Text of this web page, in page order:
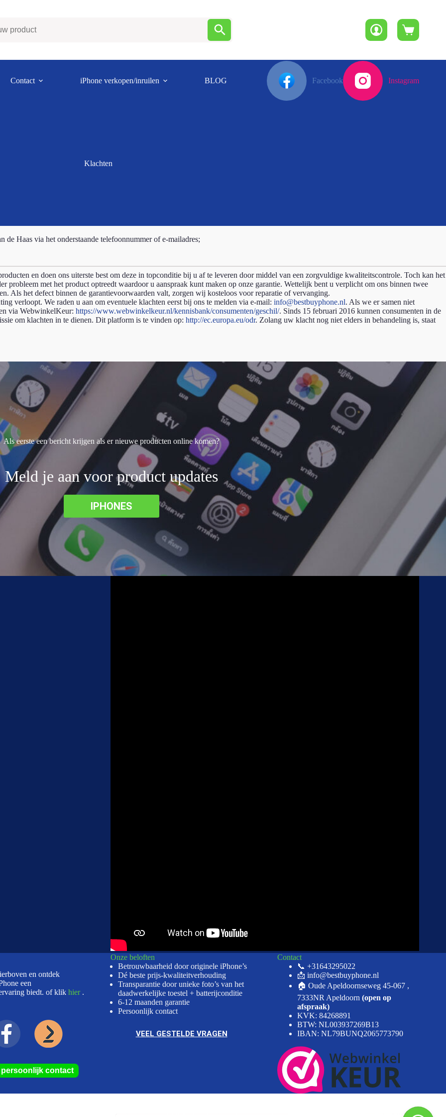
Winkelwagen
Contact iPhone verkopen/inruilen BLOG Facebook Instagram
Klachten
Haas via het onderstaande telefoonnummer of e-mailadres;
en doen ons uiterste best om deze in topconditie bij u af te leveren door middel van een zorgvuldige kwaliteitscontrole. Toch kan het
probleem met het product optreedt waardoor u aanspraak kunt maken op onze garantie. Wettelijk bent u verplicht om ons binnen twee
Als het defect binnen de garantievoorwaarden valt, zorgen wij kosteloos voor reparatie of vervanging.
verloopt. We raden u aan om eventuele klachten eerst bij ons te melden via e-mail: info@bestbuyphone.nl. Als we er samen niet
via WebwinkelKeur: https://www.webwinkelkeur.nl/kennisbank/consumenten/geschil/. Sinds 15 februari 2016 kunnen consumenten in de
om klachten in te dienen. Dit platform is te vinden op: http://ec.europa.eu/odr. Zolang uw klacht nog niet elders in behandeling is, staat
Als eerste een bericht krijgen als er nieuwe producten online komen?
Meld je aan voor product updates
IPHONES
en ontdek
een
biedt. of klikhier .
contact
Onze beloften
Betrouwbaarheid door originele iPhone’s
Dé beste prijs-kwaliteitverhouding
Transparantie door unieke foto’s van het
daadwerkelijke toestel + batterijconditie
6-12 maanden garantie
Persoonlijk contact
VEEL GESTELDE VRAGEN
Contact
📞 +31643295022
📩 info@bestbuyphone.nl
🏠 Oude Apeldoornseweg 45-067 ,
7333NR Apeldoorn(open op
afspraak)
KVK: 84268891
BTW: NL003937269B13
IBAN: NL79BUNQ2065773790